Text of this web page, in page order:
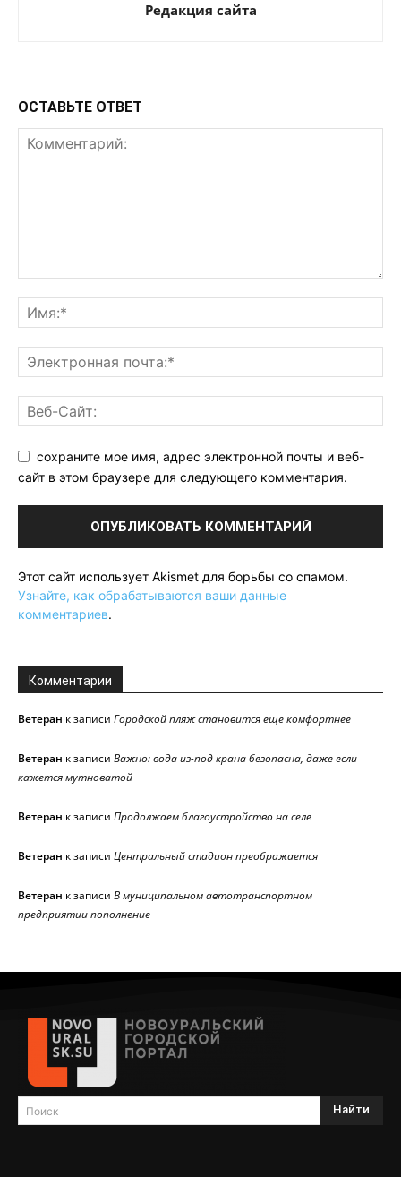
Редакция сайта
ОСТАВЬТЕ ОТВЕТ
сохраните мое имя, адрес электронной почты и веб-
сайт в этом браузере для следующего комментария.
Этот сайт использует Akismet для борьбы со спамом.
Узнайте, как обрабатываются ваши данные
комментариев.
Комментарии
Ветеран к записи Городской пляж становится еще комфортнее
Ветеран к записи Важно: вода из-под крана безопасна, даже если
кажется мутноватой
Ветеран к записи Продолжаем благоустройство на селе
Ветеран к записи Центральный стадион преображается
Ветеран к записи В муниципальном автотранспортном
предприятии пополнение
Поиск Найти